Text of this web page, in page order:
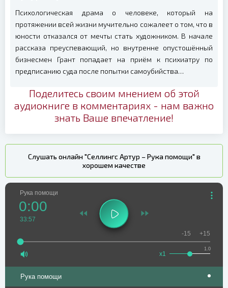
Психологическая драма о человеке, который на
протяжении всей жизни мучительно сожалеет о том, что в
юности отказался от мечты стать художником. В начале
рассказа преуспевающий, но внутренне опустошённый
бизнесмен Грант попадает на приём к психиатру по
предписанию суда после попытки самоубийства…
Поделитесь своим мнением об этой
аудиокниге в комментариях - нам важно
знать Ваше впечатление!
Слушать онлайн "Селлингс Артур – Рука помощи" в
хорошем качестве
Рука помощи
0:00
33:57
1.0
x1
-15 +15
Рука помощи